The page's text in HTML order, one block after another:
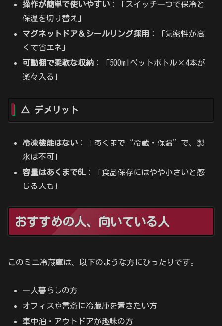
操作が簡単で使いやすい ：「スイッチ一つで保冷と
保温を切り替え」
マグネットドア＆シールリング採用
：「気密性が高
くて省エネ」
可動棚で柔軟な収納 ：「500mlペットボトル×4本が
楽々入る」
△ デメリット
冷凍機能はない ：「あくまで“冷蔵・保温”で、製
氷は不可」
容量はあくまで6L ：「食品保存にはやや小さいと感
じる人も」
おすすめの人、向いている人
このミニ冷蔵庫は、以下のような方にぴったりです。
一人暮らしの方
オフィスや書斎に冷蔵庫を置きたい方
車中泊・アウトドアが趣味の方